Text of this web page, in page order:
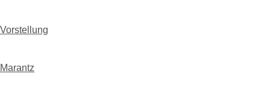
Vorstellung
Marantz